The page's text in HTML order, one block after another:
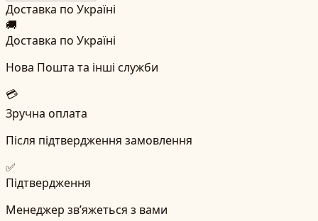
Доставка по Україні
🚚
Доставка по Україні
Нова Пошта та інші служби
💳
Зручна оплата
Після підтвердження замовлення
✅
Підтвердження
Менеджер зв’яжеться з вами